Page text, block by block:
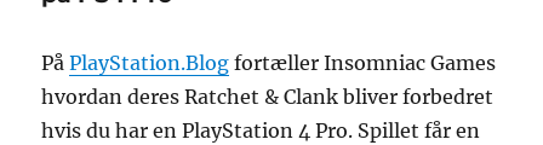
PS4
Pro
PåPlayStation.Blog fortæller Insomniac Games
hvordan deres Ratchet & Clank bliver forbedret
hvis du har en PlayStation 4 Pro. Spillet får en